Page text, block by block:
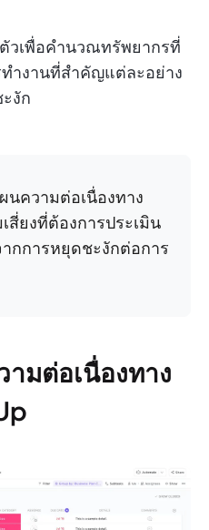
วเพื่อคำนวณทรัพยากรที่
ทำงานที่สำคัญแต่ละอย่าง
งัก
นความต่อเนื่องทาง
สี่ยงที่ต้องการประเมิน
กการหยุดชะงักต่อการ
มต่อเนื่องทาง